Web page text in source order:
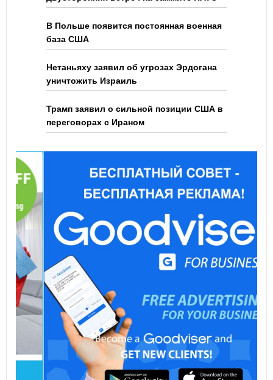
В Польше появится постоянная военная
база США
Нетаньяху заявил об угрозах Эрдогана
уничтожить Израиль
Трамп заявил о сильной позиции США в
переговорах с Ираном